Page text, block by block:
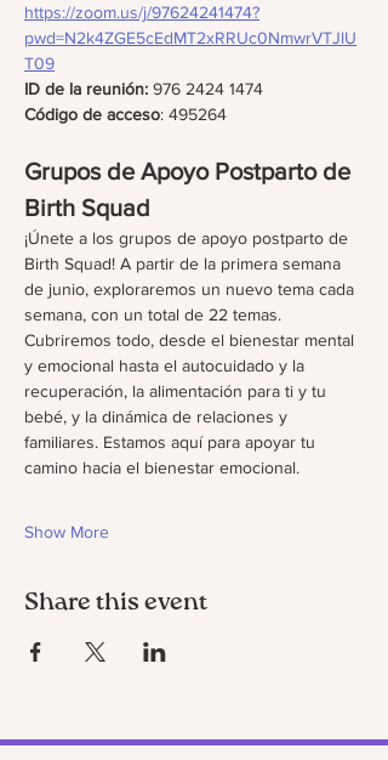
https://zoom.us/j/97624241474?
pwd=N2k4ZGE5cEdMT2xRRUc0NmwrVTJlU
T09
ID de la reunión: 976 2424 1474
Código de acceso: 495264
Grupos de Apoyo Postparto de
Birth Squad
¡Únete a los grupos de apoyo postparto de
Birth Squad! A partir de la primera semana
de junio, exploraremos un nuevo tema cada
semana, con un total de 22 temas.
Cubriremos todo, desde el bienestar mental
y emocional hasta el autocuidado y la
recuperación, la alimentación para ti y tu
bebé, y la dinámica de relaciones y
familiares. Estamos aquí para apoyar tu
camino hacia el bienestar emocional.
Show More
Share this event